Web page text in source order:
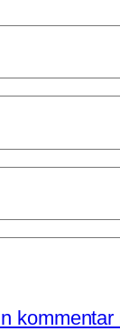
kommentar